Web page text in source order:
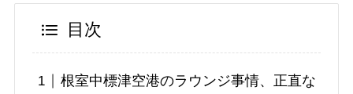
目次
根室中標津空港のラウンジ事情、正直な